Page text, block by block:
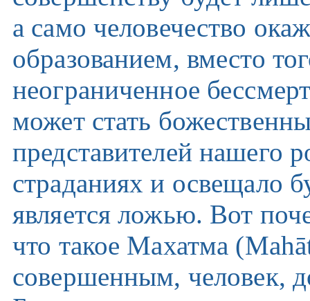
а само человечество
образованием, вместо
неограниченное
может стать
представителей нашего
страданиях и освещало
является ложью. Вот
что такое Махатма
совершенным, человек,